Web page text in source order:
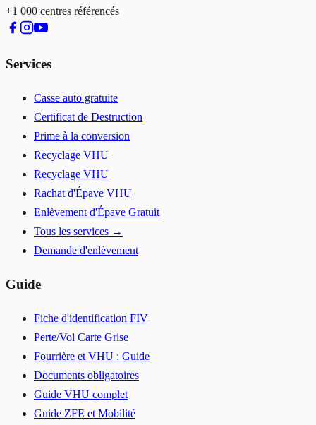
+1 000 centres référencés
Services
Casse auto gratuite
Certificat de Destruction
Prime à la conversion
Recyclage VHU
Recyclage VHU
Rachat d'Épave VHU
Enlèvement d'Épave Gratuit
Tous les services →
Demande d'enlèvement
Guide
Fiche d'identification FIV
Perte/Vol Carte Grise
Fourrière et VHU : Guide
Documents obligatoires
Guide VHU complet
Guide ZFE et Mobilité